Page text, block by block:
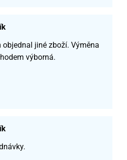
jiné zboží. Výměna
výborná.